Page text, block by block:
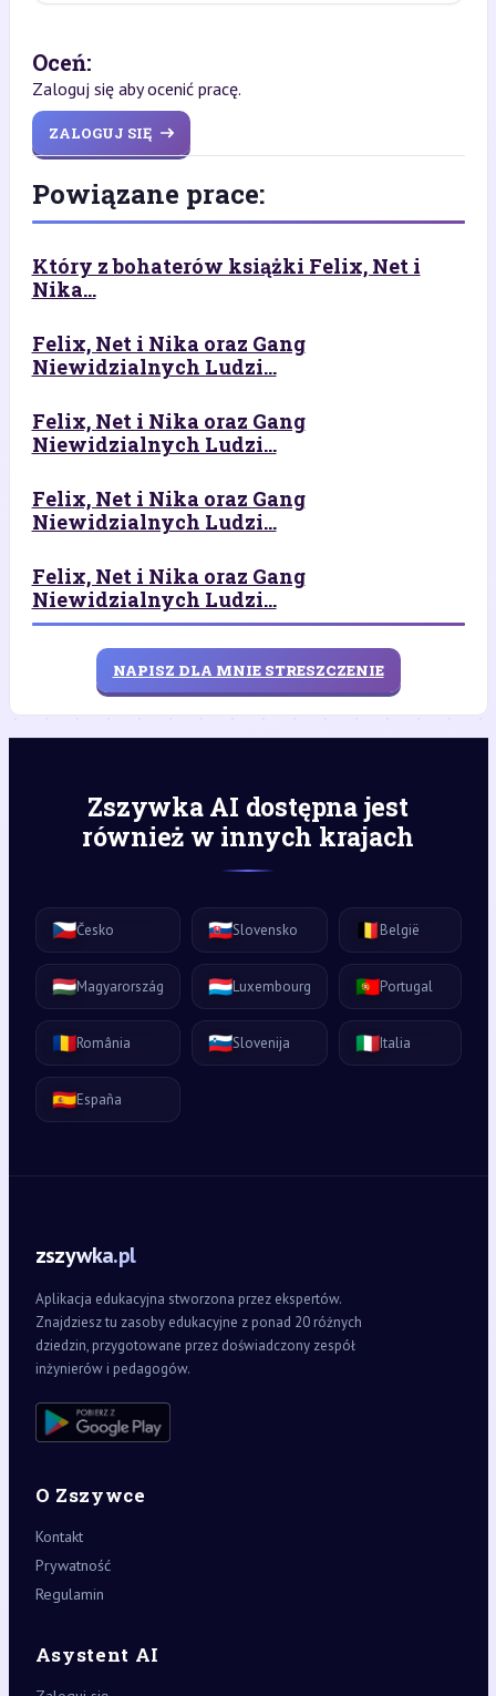
Oceń:
Zaloguj się aby ocenić pracę.
ZALOGUJ SIĘ
Powiązane prace:
Który z bohaterów książki Felix, Net i
Nika...
Felix, Net i Nika oraz Gang
Niewidzialnych Ludzi...
Felix, Net i Nika oraz Gang
Niewidzialnych Ludzi...
Felix, Net i Nika oraz Gang
Niewidzialnych Ludzi...
Felix, Net i Nika oraz Gang
Niewidzialnych Ludzi...
NAPISZ DLA MNIE STRESZCZENIE
Zszywka AI dostępna jest
również w innych krajach
🇨🇿Česko 🇸🇰Slovensko 🇧🇪België
🇭🇺Magyarország 🇱🇺Luxembourg 🇵🇹Portugal
🇷🇴România 🇸🇮Slovenija 🇮🇹Italia
🇪🇸España
zszywka.pl
Aplikacja edukacyjna stworzona przez ekspertów.
Znajdziesz tu zasoby edukacyjne z ponad 20 różnych
dziedzin, przygotowane przez doświadczony zespół
inżynierów i pedagogów.
O Zszywce
Kontakt
Prywatność
Regulamin
Asystent AI